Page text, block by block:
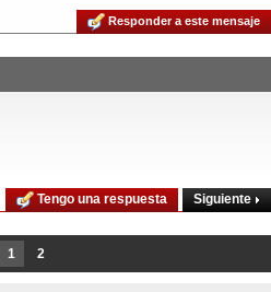
Responder a este mensaje
Siguiente
Tengo una respuesta
1 2